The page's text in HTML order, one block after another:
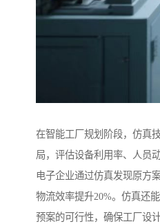
在智能工厂规划阶段，仿真
局，评估设备利用率、人员
电子企业通过仿真发现原方
物流效率提升20%。仿真还
预案的可行性，确保工厂设